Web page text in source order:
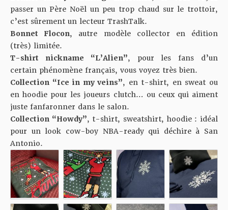
passer un Père Noël un peu trop chaud sur le trottoir,
c’est sûrement un lecteur TrashTalk.
Bonnet Flocon, autre modèle collector en édition
(très) limitée.
T-shirt nickname “L’Alien”, pour les fans d’un
certain phénomène français, vous voyez très bien.
Collection “Ice in my veins”, en t-shirt, en sweat ou
en hoodie pour les joueurs clutch… ou ceux qui aiment
juste fanfaronner dans le salon.
Collection “Howdy”, t-shirt, sweatshirt, hoodie : idéal
pour un look cow-boy NBA-ready qui déchire à San
Antonio.